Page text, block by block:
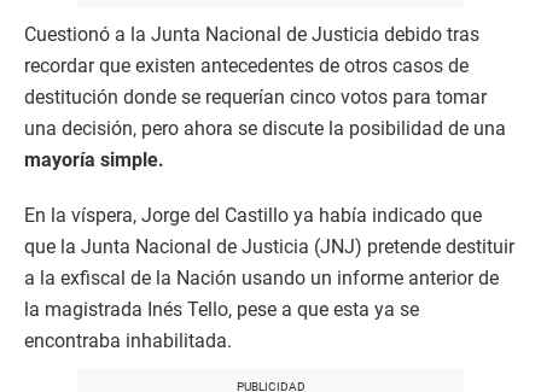
Cuestionó a la Junta Nacional de Justicia debido tras
recordar que existen antecedentes de otros casos de
destitución donde se requerían cinco votos para tomar
una decisión, pero ahora se discute la posibilidad de una
mayoría simple.
En la víspera, Jorge del Castillo ya había indicado que
que la Junta Nacional de Justicia (JNJ) pretende destituir
a la exfiscal de la Nación usando un informe anterior de
la magistrada Inés Tello, pese a que esta ya se
encontraba inhabilitada.